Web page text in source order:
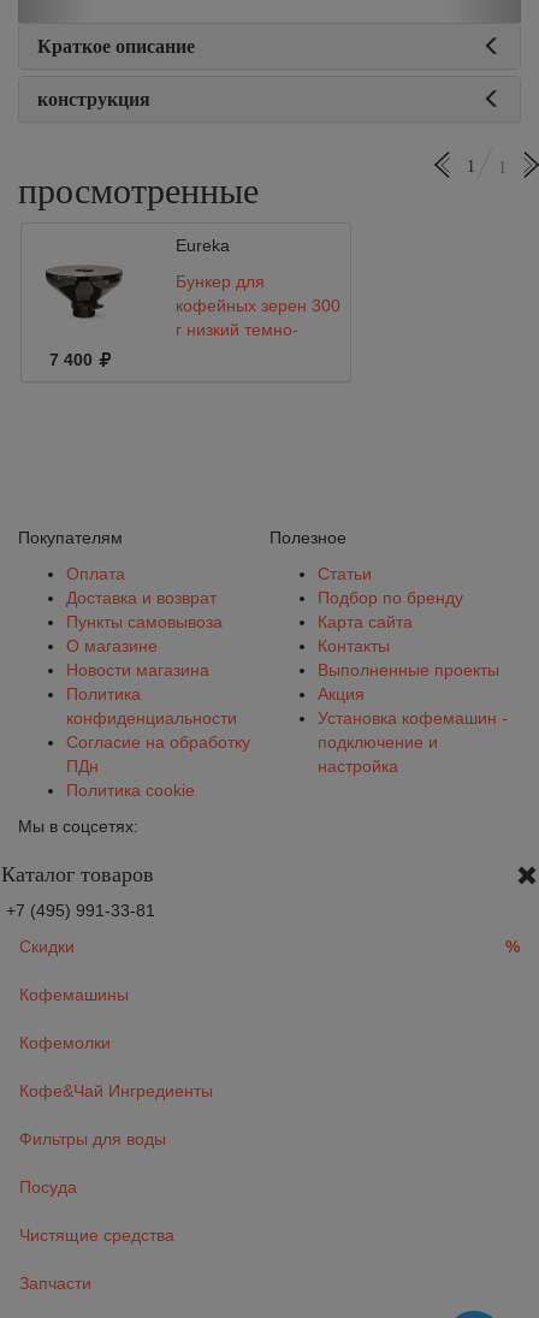
Краткое описание
конструкция
просмотренные
1 1
Eureka
Бункер для
кофейных зерен 300
г низкий темно-
7 400
Покупателям
Оплата
Доставка и возврат
Пункты самовывоза
О магазине
Новости магазина
Политика
конфиденциальности
Согласие на обработку
ПДн
Политика cookie
Полезное
Статьи
Подбор по бренду
Карта сайта
Контакты
Выполненные проекты
Акция
Установка кофемашин -
подключение и
настройка
Мы в соцсетях:
Каталог товаров
+7 (495) 991-33-81
Скидки
%
Кофемашины
Кофемолки
Кофе&Чай Ингредиенты
Фильтры для воды
Посуда
Чистящие средства
Запчасти